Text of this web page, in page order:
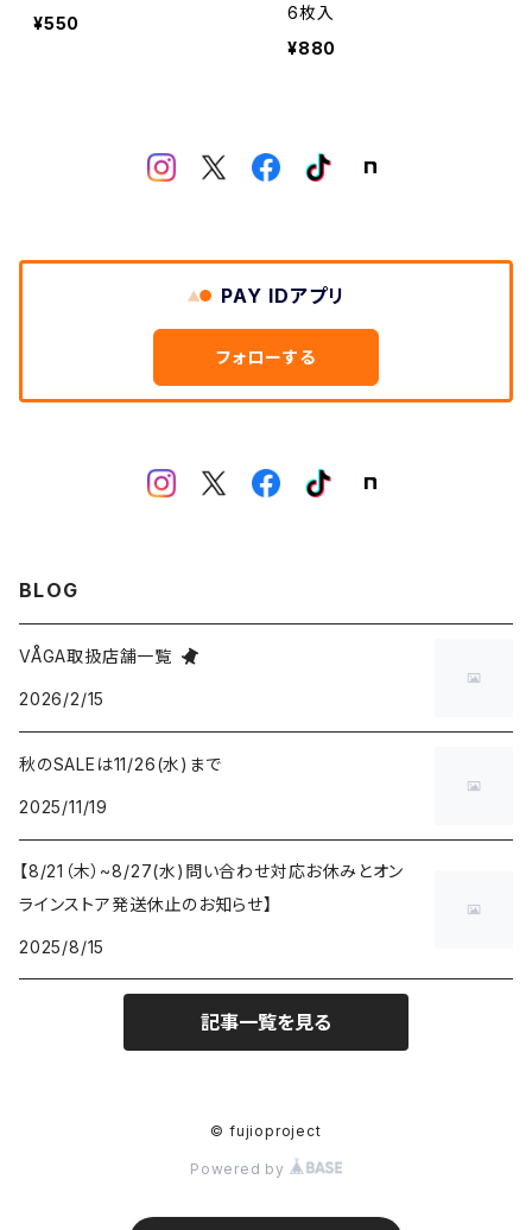
¥550
6枚入
¥880
PAY IDアプリ
フォローする
BLOG
VÅGA取扱店舗一覧
2026/2/15
秋のSALEは11/26(水)まで
2025/11/19
【8/21（木）~8/27(水)問い合わせ対応お休みとオン
ラインストア発送休止のお知らせ】
2025/8/15
記事一覧を見る
© fujioproject
Powered by